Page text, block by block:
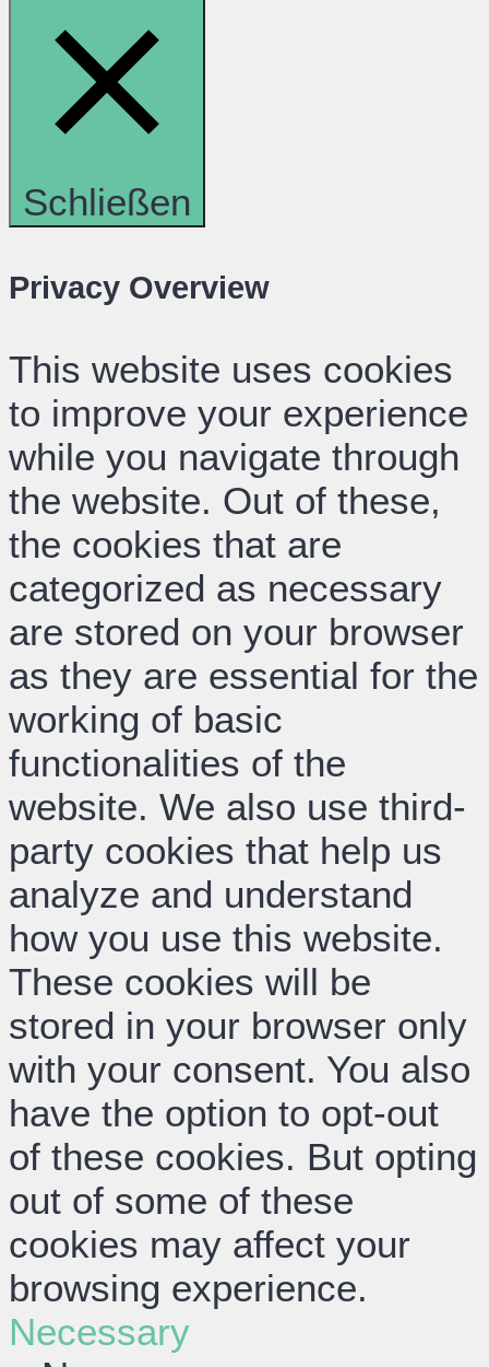
Schließen
Privacy Overview
This website uses cookies
to improve your experience
while you navigate through
the website. Out of these,
the cookies that are
categorized as necessary
are stored on your browser
as they are essential for the
working of basic
functionalities of the
website. We also use third-
party cookies that help us
analyze and understand
how you use this website.
These cookies will be
stored in your browser only
with your consent. You also
have the option to opt-out
of these cookies. But opting
out of some of these
cookies may affect your
browsing experience.
Necessary